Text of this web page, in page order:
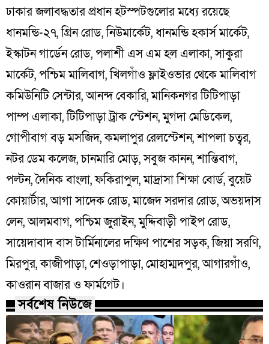
ঢাকার জলাবদ্ধতার প্রধান হটস্পটগুলোর মধ্যে রয়েছে
ধানমন্ডি-২৭, গ্রিন রোড, নিউমার্কেট, ধানমন্ডি হকার্স মার্কেট,
ইস্কাটন গার্ডেন রোড, পলাশী এস এম হল এলাকা, সাকুরা
মার্কেট, পশ্চিম মালিবাগ, খিলগাঁও ফ্লাইওভার থেকে মালিবাগ
কমিউনিটি সেন্টার, আনন্দ বেকারি, মানিকনগর টিটিপাড়া
পাম্প এলাকা, টিটিপাড়া ট্রাক স্টেশন, মুগদা মেডিকেল,
গোপীবাগ বড় মসজিদ, কমলাপুর রেলস্টেশন, শাপলা চত্বর,
নটর ডেম কলেজ, চানমারি মোড়, সবুজ কানন, শান্তিবাগ,
পল্টন, দৈনিক বাংলা, ফকিরাপুল, মাদ্রাসা শিক্ষা বোর্ড, বুয়েট
কোয়ার্টার, আগা সাদেক রোড, মাজেদ সরদার রোড, অভয়দাস
লেন, আলমবাগ, পশ্চিম জুরাইন, মুদ্দিবাড়ী পাইপ রোড,
সায়েদাবাদ বাস টার্মিনালের দক্ষিণ পাশের সড়ক, জিয়া সরণি,
মিরপুর, কাজীপাড়া, শেওড়াপাড়া, মোহাম্মদপুর, আগারগাঁও,
কাওরান বাজার ও ফার্মগেট।
সর্বশেষ নিউজে